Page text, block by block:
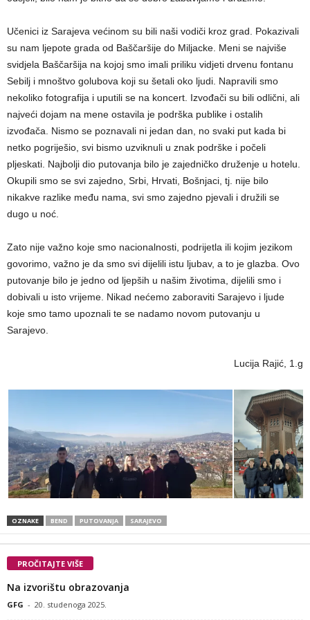
Učenici iz Sarajeva većinom su bili naši vodiči kroz grad. Pokazivali
su nam ljepote grada od Baščaršije do Miljacke. Meni se najviše
svidjela Baščaršija na kojoj smo imali priliku vidjeti drvenu fontanu
Sebilj i mnoštvo golubova koji su šetali oko ljudi. Napravili smo
nekoliko fotografija i uputili se na koncert. Izvođači su bili odlični, ali
najveći dojam na mene ostavila je podrška publike i ostalih
izvođača. Nismo se poznavali ni jedan dan, no svaki put kada bi
netko pogriješio, svi bismo uzviknuli u znak podrške i počeli
pljeskati. Najbolji dio putovanja bilo je zajedničko druženje u hotelu.
Okupili smo se svi zajedno, Srbi, Hrvati, Bošnjaci, tj. nije bilo
nikakve razlike među nama, svi smo zajedno pjevali i družili se
dugo u noć.
Zato nije važno koje smo nacionalnosti, podrijetla ili kojim jezikom
govorimo, važno je da smo svi dijelili istu ljubav, a to je glazba. Ovo
putovanje bilo je jedno od ljepših u našim životima, dijelili smo i
dobivali u isto vrijeme. Nikad nećemo zaboraviti Sarajevo i ljude
koje smo tamo upoznali te se nadamo novom putovanju u
Sarajevo.
Lucija Rajić, 1.g
OZNAKE BEND PUTOVANJA SARAJEVO
PROČITAJTE VIŠE
Na izvorištu obrazovanja
GFG - 20. studenoga 2025.